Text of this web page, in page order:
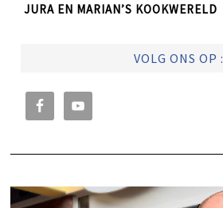
JURA EN MARIAN’S KOOKWERELD
VOLG ONS OP :